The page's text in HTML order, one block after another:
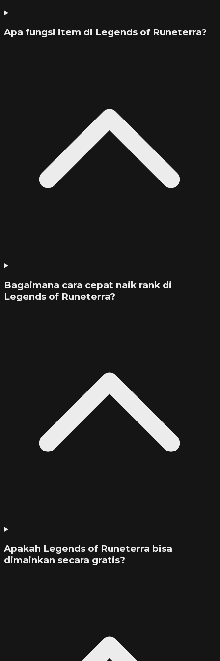
Apa fungsi item di Legends of Runeterra?
Bagaimana cara cepat naik rank di
Legends of Runeterra?
Apakah Legends of Runeterra bisa
dimainkan secara gratis?